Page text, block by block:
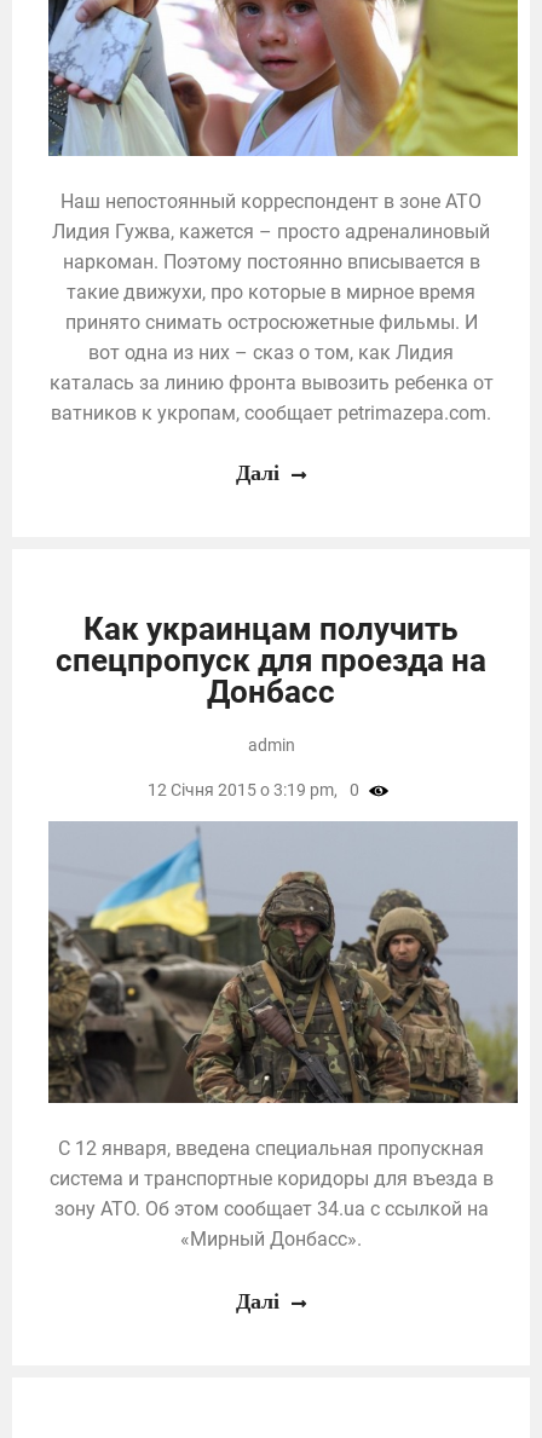
Наш непостоянный корреспондент в зоне АТО
Лидия Гужва, кажется – просто адреналиновый
наркоман. Поэтому постоянно вписывается в
такие движухи, про которые в мирное время
принято снимать остросюжетные фильмы. И
вот одна из них – сказ о том, как Лидия
каталась за линию фронта вывозить ребенка от
ватников к укропам, сообщает petrimazepa.com.
Далі
Как украинцам получить
спецпропуск для проезда на
Донбасс
С 12 января, введена специальная пропускная
система и транспортные коридоры для въезда в
зону АТО. Об этом сообщает 34.ua с ссылкой на
«Мирный Донбасс».
admin
12 Січня 2015 о 3:19 pm, 0
Далі